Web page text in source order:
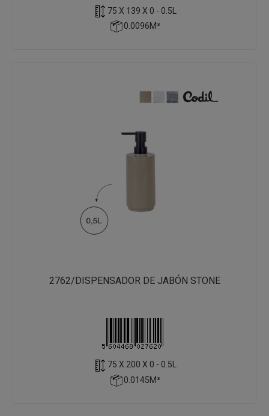
75 X 139 X 0 - 0.5L
0.0096M³
2762/DISPENSADOR DE JABÓN STONE
75 X 200 X 0 - 0.5L
0.0145M³